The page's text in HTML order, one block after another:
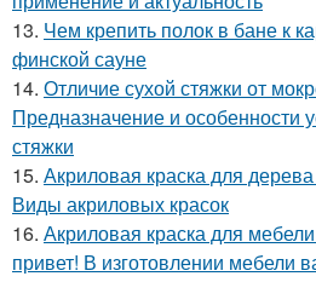
13. Чем крепить полок в бане к
финской сауне
14. Отличие сухой стяжки от
Предназначение и особенности
стяжки
15. Акриловая краска для
Виды акриловых красок
16. Акриловая краска для
привет! В изготовлении мебели